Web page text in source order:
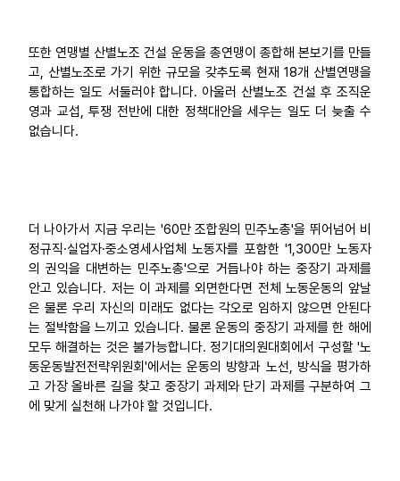
또한 연맹별 산별노조 건설 운동을 총연맹이 종합해 본보기를 만들
고, 산별노조로 가기 위한 규모을 갖추도록 현재 18개 산별연맹을
통합하는 일도 서둘러야 합니다. 아울러 산별노조 건설 후 조직운
영과 교섭, 투쟁 전반에 대한 정책대안을 세우는 일도 더 늦출 수
없습니다.
더 나아가서 지금 우리는 '60만 조합원의 민주노총'을 뛰어넘어 비
정규직·실업자·중소영세사업체 노동자를 포함한 '1,300만 노동자
의 권익을 대변하는 민주노총'으로 거듭나야 하는 중장기 과제를
안고 있습니다. 저는 이 과제를 외면한다면 전체 노동운동의 앞날
은 물론 우리 자신의 미래도 없다는 각오로 임하지 않으면 안된다
는 절박함을 느끼고 있습니다. 물론 운동의 중장기 과제를 한 해에
모두 해결하는 것은 불가능합니다. 정기대의원대회에서 구성할 '노
동운동발전전략위원회'에서는 운동의 방향과 노선, 방식을 평가하
고 가장 올바른 길을 찾고 중장기 과제와 단기 과제를 구분하여 그
에 맞게 실천해 나가야 할 것입니다.